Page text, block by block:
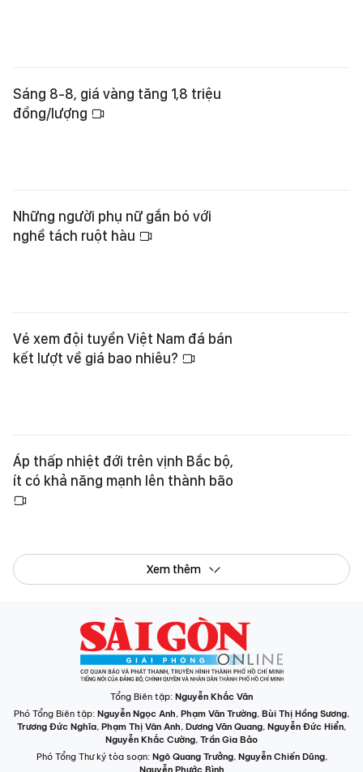
Sáng 8-8, giá vàng tăng 1,8 triệu
đồng/lượng
Những người phụ nữ gắn bó với
nghề tách ruột hàu
Vé xem đội tuyển Việt Nam đá bán
kết lượt về giá bao nhiêu?
Áp thấp nhiệt đới trên vịnh Bắc bộ,
ít có khả năng mạnh lên thành bão
Xem thêm
Tổng Biên tập: Nguyễn Khắc Văn
Phó Tổng Biên tập: Nguyễn Ngọc Anh, Phạm Văn Trường, Bùi Thị Hồng Sương,
Trương Đức Nghĩa, Phạm Thị Vân Anh, Dương Văn Quang, Nguyễn Đức Hiển,
Nguyễn Khắc Cường, Trần Gia Bảo
Phó Tổng Thư ký tòa soạn: Ngô Quang Trưởng, Nguyễn Chiến Dũng,
Nguyễn Phước Bình